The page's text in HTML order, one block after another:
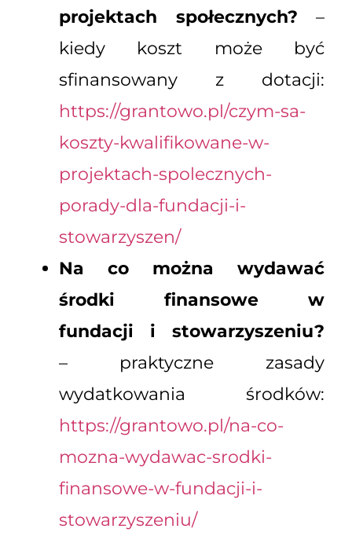
projektach społecznych? –
kiedy koszt może być
sfinansowany z dotacji:
https://grantowo.pl/czym-sa-
koszty-kwalifikowane-w-
projektach-spolecznych-
porady-dla-fundacji-i-
stowarzyszen/
Na co można wydawać
środki finansowe w
fundacji i stowarzyszeniu?
– praktyczne zasady
wydatkowania środków:
https://grantowo.pl/na-co-
mozna-wydawac-srodki-
finansowe-w-fundacji-i-
stowarzyszeniu/